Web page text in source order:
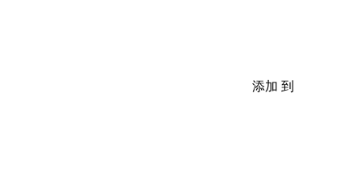
添加 到